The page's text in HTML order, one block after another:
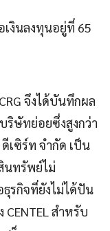
งินลงทุนอยู่ที่ 65
จึงได้บันทึกผล
ริษัทย่อยซึ่งสูงกว่า
เซิร์ท จำกัด เป็น
นทรัพย์ไม่
รกิจที่ยังไม่ได้ปัน
สำหรับ